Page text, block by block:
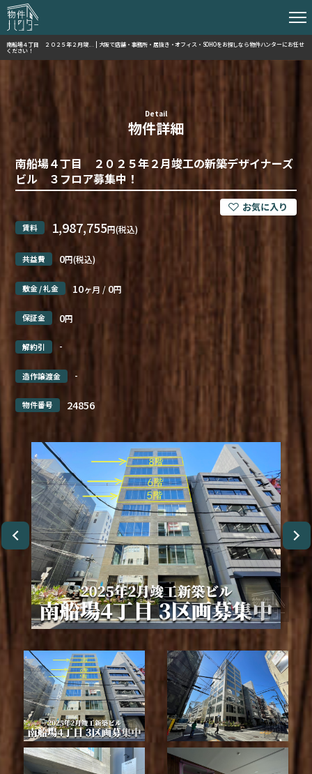
南船場４丁目 ２０２５年２月竣... | 大阪で店舗・事務所・居抜き・オフィス・SOHOをお探しなら物件ハンターにお任せ
ください！
Detail
物件詳細
南船場４丁目 ２０２５年２月竣工の新築デザイナーズ
ビル ３フロア募集中！
賃料 1,987,755円(税込)
共益費 0円(税込)
敷金 / 礼金 10ヶ月 / 0円
保証金 0円
解約引 -
造作譲渡金 -
物件番号 24856